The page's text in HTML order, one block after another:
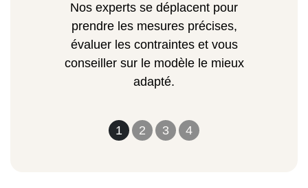
1 2 3 4
Nos experts se déplacent pour
prendre les mesures précises,
évaluer les contraintes et vous
conseiller sur le modèle le mieux
adapté.